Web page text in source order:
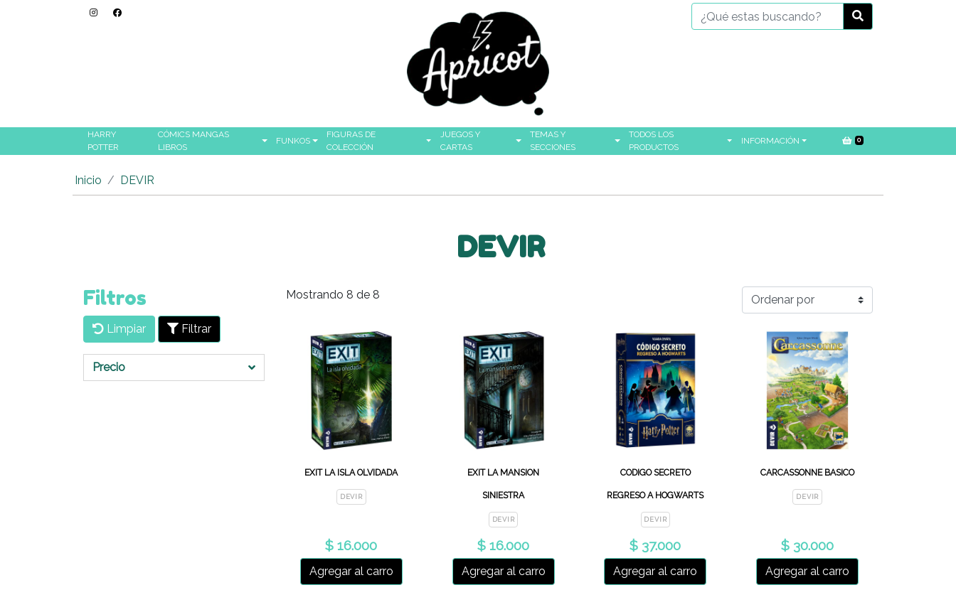
HARRY
POTTER
CÓMICS MANGAS
LIBROS
FUNKOS
FIGURAS DE
COLECCIÓN
JUEGOS Y
CARTAS
TEMAS Y
SECCIONES
TODOS LOS
PRODUCTOS
INFORMACIÓN 0
Inicio DEVIR
DEVIR
Filtros
Limpiar Filtrar
Precio
Mostrando 8 de 8
EXIT LA ISLA OLVIDADA
DEVIR
$ 16.000
Agregar al carro
EXIT LA MANSION
SINIESTRA
DEVIR
$ 16.000
Agregar al carro
CODIGO SECRETO
REGRESO A HOGWARTS
DEVIR
$ 37.000
Agregar al carro
CARCASSONNE BASICO
DEVIR
$ 30.000
Agregar al carro